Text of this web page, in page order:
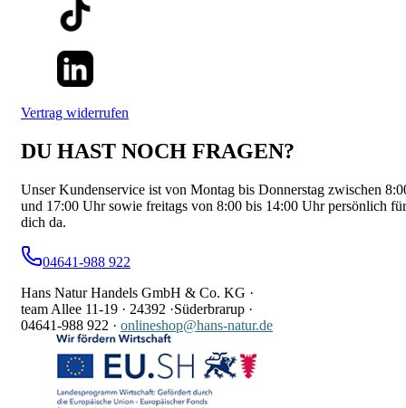
Vertrag widerrufen
DU HAST NOCH FRAGEN?
Unser Kundenservice ist von Montag bis Donnerstag zwischen
und 17:00 Uhr sowie freitags von 8:00 bis 14:00 Uhr persönlich für
dich da.
04641-988 922
Hans Natur Handels GmbH & Co. KG ·
team Allee 11-19 · 24392 ·Süderbrarup ·
04641-988 922 · onlineshop@hans-natur.de